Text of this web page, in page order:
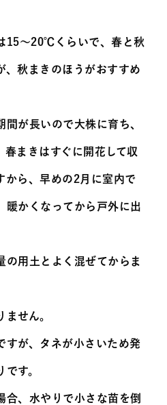
15～20℃くらいで、春と秋
、秋まきのほうがおすすめ
が長いので大株に育ち、
春まきはすぐに開花して収
から、早めの2月に室内で
暖かくなってから戸外に出
の用土とよく混ぜてからま
せん。
すが、タネが小さいため発
す。
合、水やりで小さな苗を倒